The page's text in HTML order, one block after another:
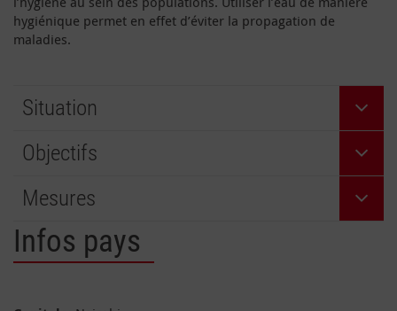
hygiénique permet en effet d’éviter la propagation de
maladies.
Situation
Objectifs
Mesures
Infos pays